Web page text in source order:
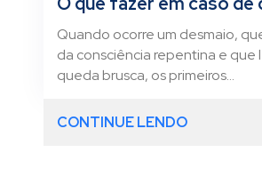
Quando ocorre um desmaio,
da consciência repentina e que
queda brusca, os primeiros...
CONTINUE LENDO